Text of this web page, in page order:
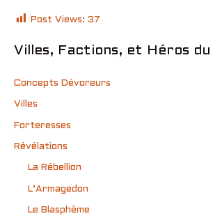
Post Views: 37
Villes, Factions, et Héros du
Concepts Dévoreurs
Villes
Forteresses
Révélations
La Rébellion
L’Armagedon
Le Blasphème